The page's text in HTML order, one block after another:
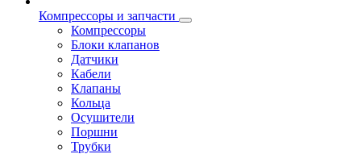
Компрессоры и запчасти
Компрессоры
Блоки клапанов
Датчики
Кабели
Клапаны
Кольца
Осушители
Поршни
Трубки